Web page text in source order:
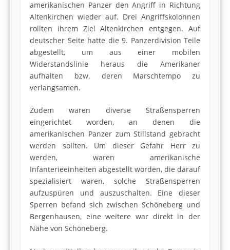
amerikanischen Panzer den Angriff in Richtung
Altenkirchen wieder auf. Drei Angriffskolonnen
rollten ihrem Ziel Altenkirchen entgegen. Auf
deutscher Seite hatte die 9. Panzerdivision Teile
abgestellt, um aus einer mobilen
Widerstandslinie heraus die Amerikaner
aufhalten bzw. deren Marschtempo zu
verlangsamen.
Zudem waren diverse Straßensperren
eingerichtet worden, an denen die
amerikanischen Panzer zum Stillstand gebracht
werden sollten. Um dieser Gefahr Herr zu
werden, waren amerikanische
Infanterieeinheiten abgestellt worden, die darauf
spezialisiert waren, solche Straßensperren
aufzuspüren und auszuschalten. Eine dieser
Sperren befand sich zwischen Schöneberg und
Bergenhausen, eine weitere war direkt in der
Nähe von Schöneberg.